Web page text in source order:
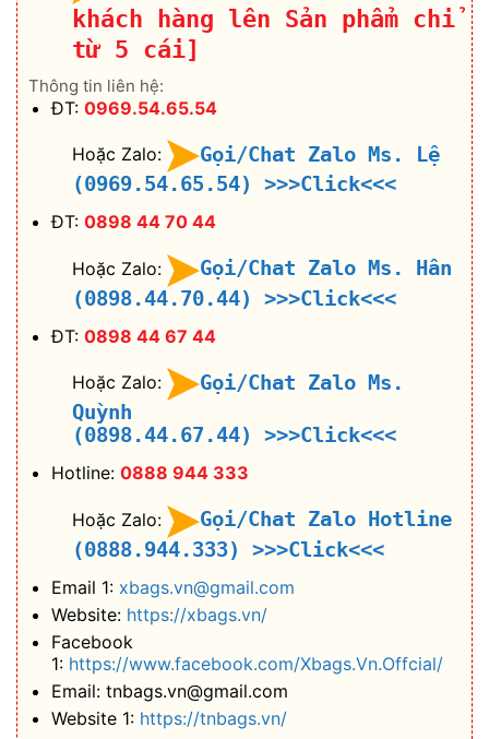
khách hàng lên Sản phẩm chỉ
từ 5 cái]
Thông tin liên hệ:
ĐT: 0969.54.65.54
Hoặc Zalo:
Gọi/Chat Zalo Ms. Lệ
(0969.54.65.54)
>>>Click<<<
ĐT: 0898 44 70 44
Hoặc Zalo:
Gọi/Chat Zalo Ms. Hân
(0898.44.70.44)
>>>Click<<<
ĐT: 0898 44 67 44
Hoặc Zalo:
Gọi/Chat Zalo Ms.
Quỳnh
(0898.44.67.44)
>>>Click<<<
Hotline: 0888 944 333
Hoặc Zalo:
Gọi/Chat Zalo Hotline
(0888.944.333)
>>>Click<<<
Email 1: xbags.vn@gmail.com
Website: https://xbags.vn/
Facebook
1: https://www.facebook.com/Xbags.Vn.Offcial/
Email: tnbags.vn@gmail.com
Website 1: https://tnbags.vn/